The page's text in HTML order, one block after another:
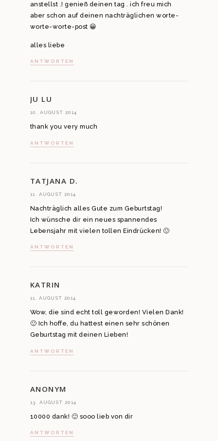
anstellst .! genieß deinen tag . ich freu mich
aber schon auf deinen nachträglichen worte-
worte-worte-post 😀
alles liebe
ANTWORTEN
JU LU
10. AUGUST 2014
thank you very much
ANTWORTEN
TATJANA D.
11. AUGUST 2014
Nachträglich alles Gute zum Geburtstag!
Ich wünsche dir ein neues spannendes
Lebensjahr mit vielen tollen Eindrücken! 🙂
ANTWORTEN
KATRIN
11. AUGUST 2014
Wow, die sind echt toll geworden! Vielen Dank!
🙂 Ich hoffe, du hattest einen sehr schönen
Geburtstag mit deinen Lieben!
ANTWORTEN
ANONYM
13. AUGUST 2014
10000 dank! 🙂 sooo lieb von dir
ANTWORTEN